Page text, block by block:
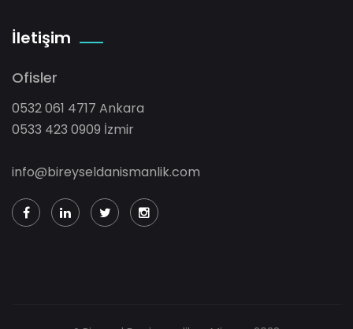
İletişim
Ofisler
0532 061 4717 Ankara
0533 423 0909 İzmir
info@bireyseldanismanlik.com